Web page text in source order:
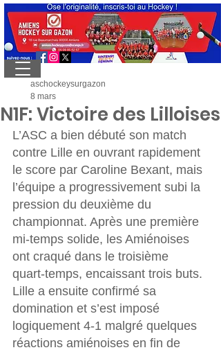
N1F: Victoire des Lilloises
aschockeysurgazon
8 mars
L’ASC a bien débuté son match
contre Lille en ouvrant rapidement
le score par Caroline Bexant, mais
l’équipe a progressivement subi la
pression du deuxième du
championnat. Après une première
mi‑temps solide, les Amiénoises
ont craqué dans le troisième
quart‑temps, encaissant trois buts.
Lille a ensuite confirmé sa
domination et s’est imposé
logiquement 4‑1 malgré quelques
réactions amiénoises en fin de